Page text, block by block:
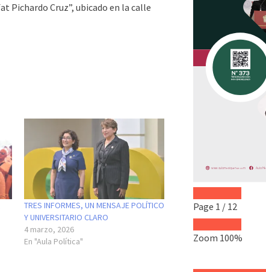
Pichardo Cruz”, ubicado en la calle
TRES INFORMES, UN MENSAJE POLÍTICO
Y UNIVERSITARIO CLARO
4 marzo, 2026
En "Aula Política"
Page 1 / 12
Zoom 100%